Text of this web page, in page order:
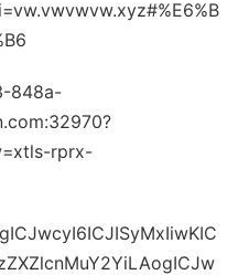
848a-
rprx-